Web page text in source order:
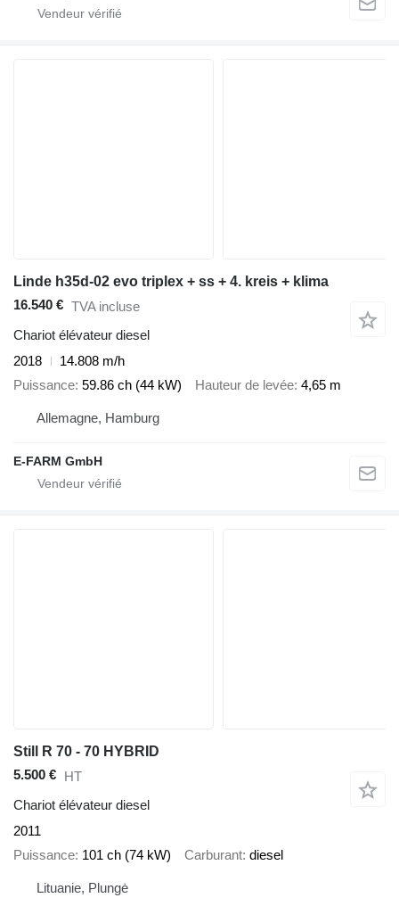
Linde h35d-02 evo triplex + ss + 4. kreis + klima
16.540 € TVA incluse
Chariot élévateur diesel
2018
14.808 m/h
Puissance 59.86 ch (44 kW) Hauteur de levée 4,65 m
Allemagne, Hamburg
E-FARM GmbH
Still R 70 - 70 HYBRID
5.500 € HT
Chariot élévateur diesel
2011
Puissance 101 ch (74 kW) Carburant diesel
Lituanie, Plungė